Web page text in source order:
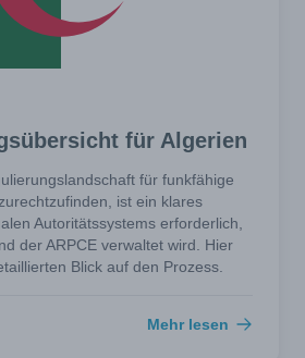
für Algerien
für funkfähige
ist ein klares
Autoritätssystems erforderlich,
der ARPCE verwaltet wird. Hier
Blick auf den Prozess.
Mehr lesen